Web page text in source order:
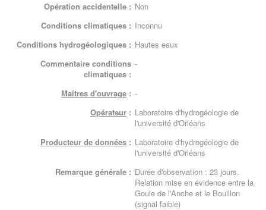
Opération accidentelle : Non
Conditions climatiques : Inconnu
Conditions hydrogéologiques : Hautes eaux
Commentaire conditions
climatiques :
-
Maitres d'ouvrage : -
Opérateur : Laboratoire d'hydrogéologie de
l'université d'Orléans
Producteur de données : Laboratoire d'hydrogéologie de
l'université d'Orléans
Remarque générale : Durée d'observation : 23 jours.
Relation mise en évidence entre la
Goule de l'Anche et le Bouillon
(signal faible)